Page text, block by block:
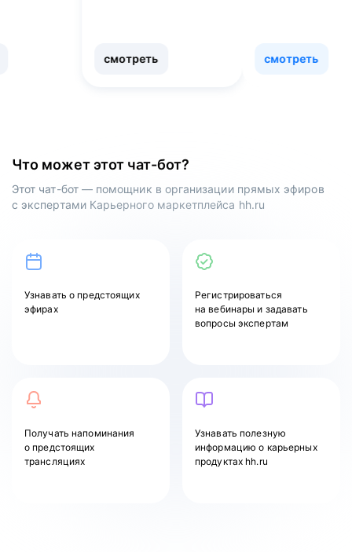
Что может этот чат-бот?
Этот чат-бот — помощник в организации прямых эфиров
с экспертами Карьерного маркетплейса hh.ru
Узнаватьо предстоящих
эфирах
Регистрироваться
на вебинары и задавать
вопросы экспертам
Получать напоминания
о предстоящих
трансляциях
Узнавать полезную
информацию о карьерных
продуктах hh.ru